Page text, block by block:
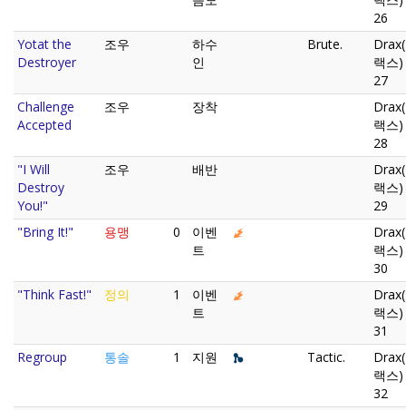
26
Yotat the
Destroyer
조우
하수
인
Brute.
랙스)
27
Challenge
Accepted
조우 장착
랙스)
28
"I Will
Destroy
You!"
조우 배반
랙스)
29
"Bring It!"
용맹 0
이벤
트
랙스)
30
"Think Fast!"
정의 1
이벤
트
랙스)
31
Regroup
통솔 1 지원 Tactic.
랙스)
32